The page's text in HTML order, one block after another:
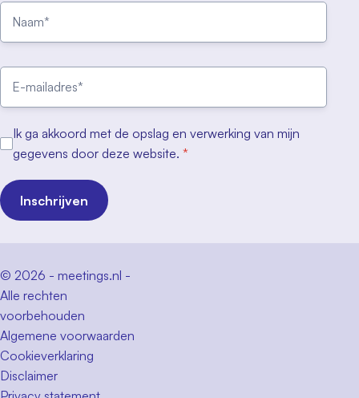
Ik ga akkoord met de opslag en verwerking van mijn
gegevens door deze website. *
Inschrijven
© 2026 - meetings.nl -
Alle rechten
voorbehouden
Algemene voorwaarden
Cookieverklaring
Disclaimer